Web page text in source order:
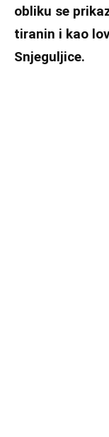
obliku se
tiranin i kao
Snjeguljice.